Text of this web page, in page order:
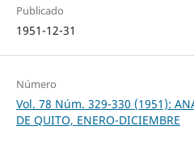
Publicado
1951-12-31
Número
Vol. 78 Núm. 329-330 (1951):
DE QUITO, ENERO-DICIEMBRE